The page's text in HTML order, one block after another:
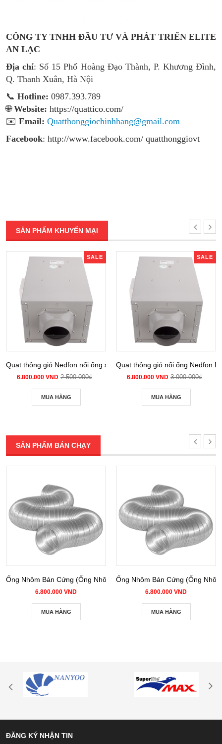
CÔNG TY TNHH ĐẦU TƯ VÀ PHÁT TRIỂN ELITE
AN LẠC
Địa chỉ: Số 15 Phố Hoàng Đạo Thành, P. Khương Đình,
Q. Thanh Xuân, Hà Nội
📞 Hotline: 0987.393.789
🌐Website: https://quattico.com/
✉️ Email: Quatthonggiochinhhang@gmail.com
Facebook: http://www.facebook.com/ quatthonggiovt
SẢN PHẨM KHUYẾN MẠI
SALE
Quạt thông gió Nedfon nối ống siêu âm DPT 10-12B
6.800.000 VND 2.500.000₫
MUA HÀNG
SALE
Quạt thông gió nối ống Nedfon
6.800.000 VND 3.000.000₫
MUA HÀNG
SẢN PHẨM BÁN CHẠY
Ống Nhôm Bán Cứng (Ống Nhôm Nhún) phi 100
6.800.000 VND
MUA HÀNG
Ống Nhôm Bán Cứng (Ống
6.800.000 VND
MUA HÀNG
ĐĂNG KÝ NHẬN TIN